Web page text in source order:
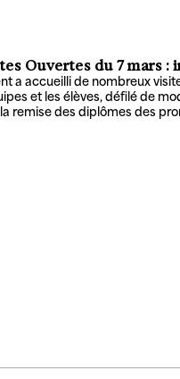
Ouvertes du 7 mars
a accueilli de nombreux
et les élèves, défilé de
remise des diplômes des